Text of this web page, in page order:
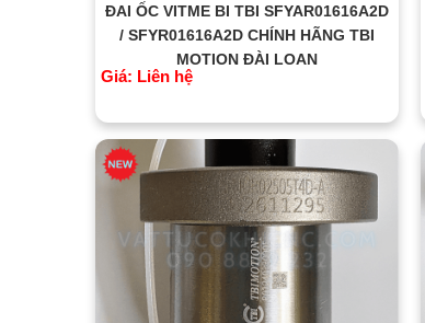
ĐAI ỐC VITME BI TBI SFYAR01616A2D
/ SFYR01616A2D CHÍNH HÃNG TBI
MOTION ĐÀI LOAN
Giá: Liên hệ